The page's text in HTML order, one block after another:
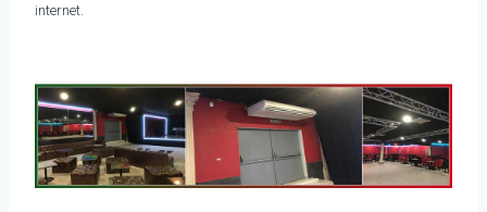
internet.